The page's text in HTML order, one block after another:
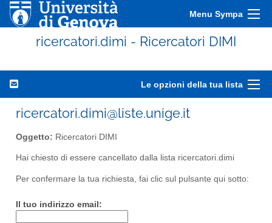
Menu Sympa
ricercatori.dimi - Ricercatori DIMI
Le opzioni della tua lista
ricercatori.dimi@liste.unige.it
Oggetto: Ricercatori DIMI
Hai chiesto di essere cancellato dalla lista ricercatori.dimi
Per confermare la tua richiesta, fai clic sul pulsante qui sotto:
Il tuo indirizzo email: